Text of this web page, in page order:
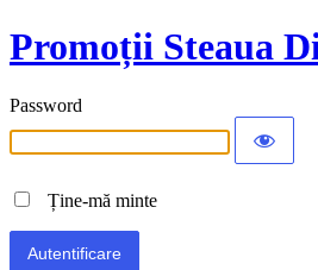
Promoții Steaua
Password
Ține-mă minte